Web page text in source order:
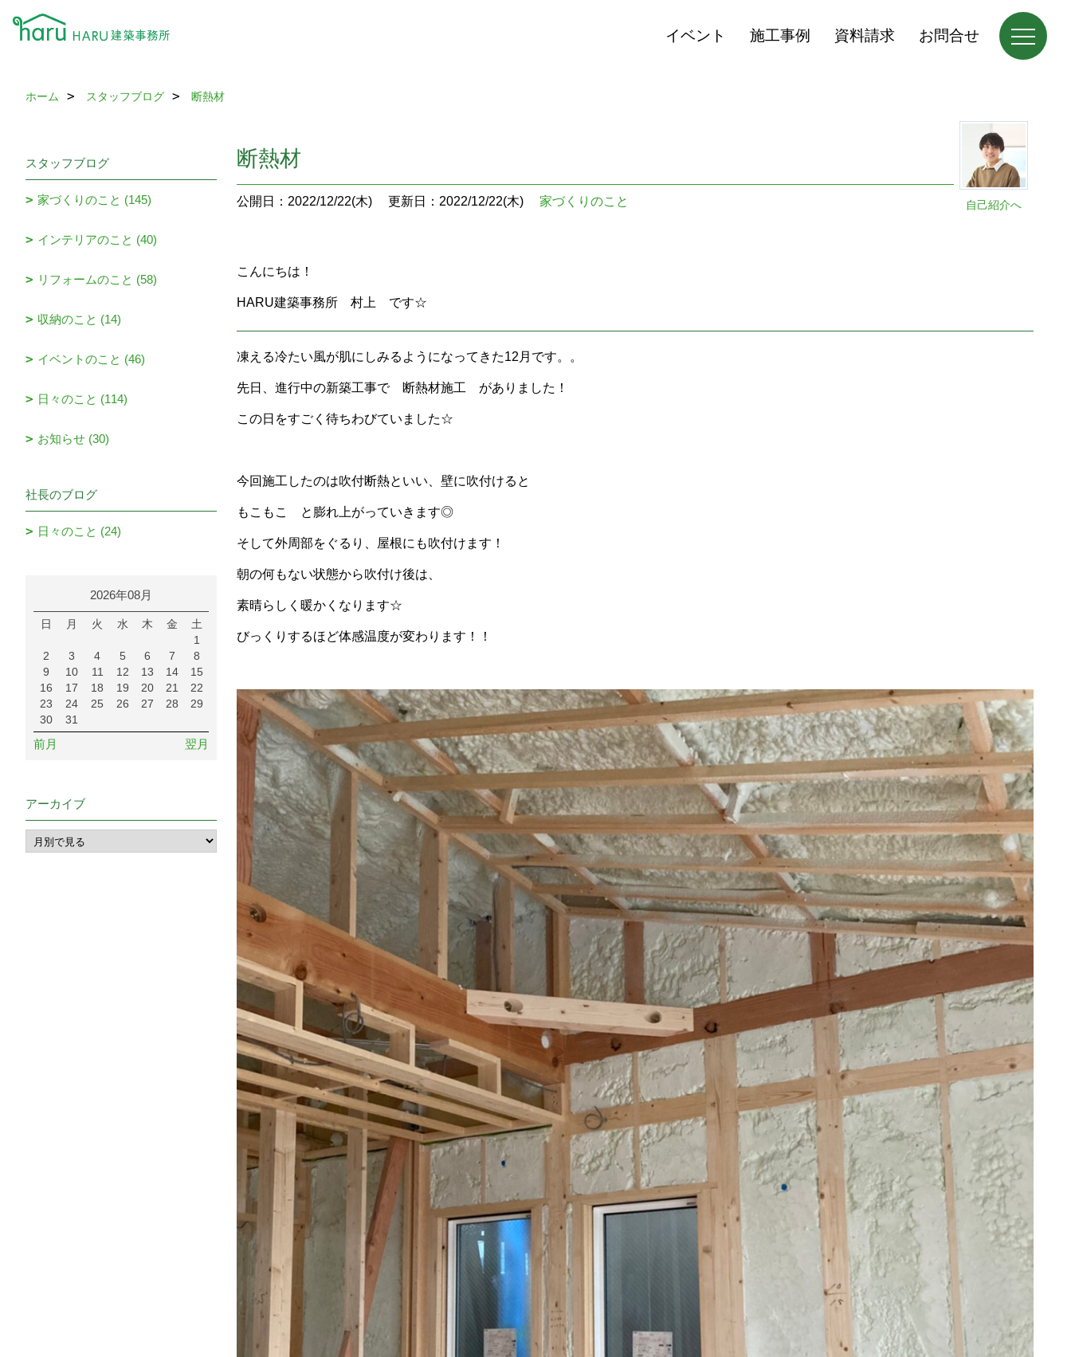
イベント 施工事例 資料請求 お問合せ
ホーム スタッフブログ 断熱材
自己紹介へ
断熱材
公開日：2022/12/22(木) 更新日：2022/12/22(木) 家づくりのこと
こんにちは！
HARU建築事務所 村上 です☆
凍える冷たい風が肌にしみるようになってきた12月です。。
先日、進行中の新築工事で 断熱材施工 がありました！
この日をすごく待ちわびていました☆
今回施工したのは吹付断熱といい、壁に吹付けると
もこもこ と膨れ上がっていきます◎
そして外周部をぐるり、屋根にも吹付けます！
朝の何もない状態から吹付け後は、
素晴らしく暖かくなります☆
びっくりするほど体感温度が変わります！！
スタッフブログ
家づくりのこと (145)
インテリアのこと (40)
リフォームのこと (58)
収納のこと (14)
イベントのこと (46)
日々のこと (114)
お知らせ (30)
社長のブログ
日々のこと (24)
2026年08月
日 月 火 水 木 金
土
1
2
3 4 5 6 7
8
9
10 11 12 13 14
15
16
17 18 19 20 21
22
23
24 25 26 27 28
29
30
31
前月 翌月
アーカイブ